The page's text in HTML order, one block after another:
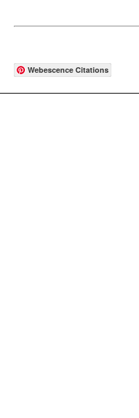
Webescence Citations